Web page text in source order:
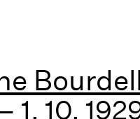
1. 10.